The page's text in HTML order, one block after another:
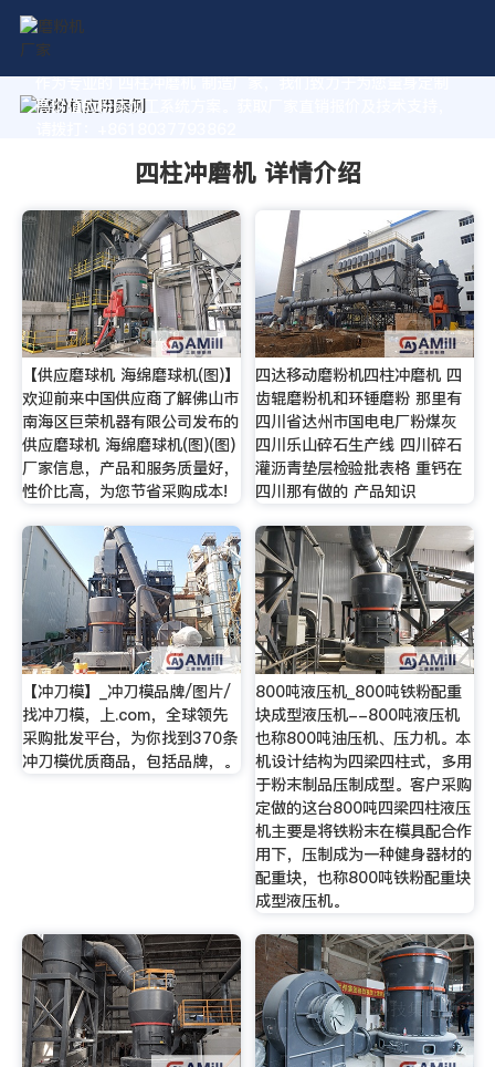
作为专业的 四柱冲磨机 制造厂家，我们致力于为您量身定制
高价值的粉体加工系统方案。获取厂家直销报价及技术支持，
四柱冲磨机 详情介绍
【供应磨球机 海绵磨球机(图)】
欢迎前来中国供应商了解佛山市
南海区巨荣机器有限公司发布的
供应磨球机 海绵磨球机(图)(图)
厂家信息，产品和服务质量好，
性价比高，为您节省采购成本!
四达移动磨粉机四柱冲磨机 四
齿辊磨粉机和环锤磨粉 那里有
四川省达州市国电电厂粉煤灰
四川乐山碎石生产线 四川碎石
灌沥青垫层检验批表格 重钙在
四川那有做的 产品知识
【冲刀模】_冲刀模品牌/图片/
找冲刀模，上.com，全球领先
采购批发平台，为你找到370条
冲刀模优质商品，包括品牌，。
800吨液压机_800吨铁粉配重
块成型液压机--800吨液压机
也称800吨油压机、压力机。本
机设计结构为四梁四柱式，多用
于粉末制品压制成型。客户采购
定做的这台800吨四梁四柱液压
机主要是将铁粉末在模具配合作
用下，压制成为一种健身器材的
配重块，也称800吨铁粉配重块
成型液压机。